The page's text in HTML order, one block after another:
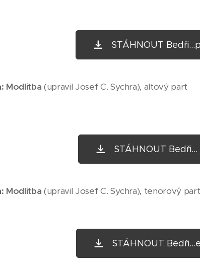
STÁHNOUT
Modlitba (upravil Josef C. Sychra), altový part
STÁHNOUT
Modlitba (upravil Josef C. Sychra), tenorový part
STÁHNOUT